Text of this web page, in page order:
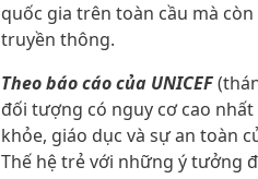
quốc gia trên toàn cầu mà
truyền thông.
Theo báo cáo của UNICEF
đối tượng có nguy cơ cao
khỏe, giáo dục và sự an toàn
Thế hệ trẻ với những ý tưởng